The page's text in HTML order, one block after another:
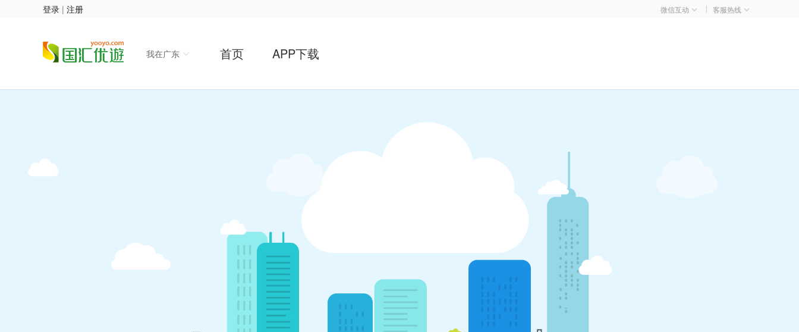
登录 | 注册 微信互动 客服热线
我在广东 首页 APP下载